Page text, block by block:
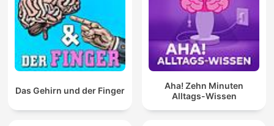
Das Gehirn und der Finger
Aha! Zehn Minuten
Alltags-Wissen